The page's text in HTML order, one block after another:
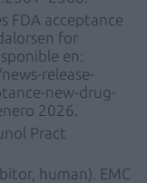
FDA acceptance
for
en:
release-
new-drug-
2026.
Pract
human). EMC